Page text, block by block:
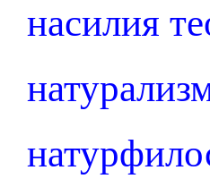
насилия